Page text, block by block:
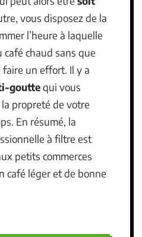
vous disposez de la
l’heure à laquelle
chaud sans que
un effort. Il y a
gouttequi vous
propreté de votre
En résumé, la
à filtre est
petits commerces
café léger et de bonne